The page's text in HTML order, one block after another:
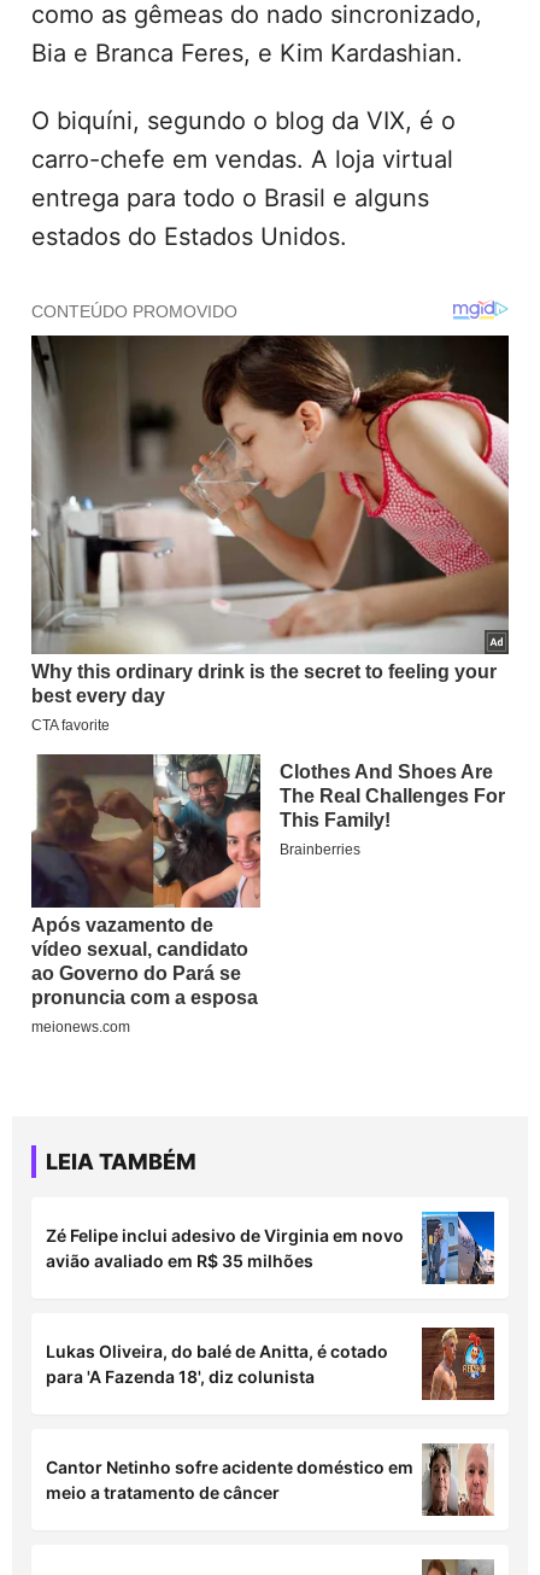
como as gêmeas do nado sincronizado,
Bia e Branca Feres, e Kim Kardashian.
O biquíni, segundo o blog da VIX, é o
carro-chefe em vendas. A loja virtual
entrega para todo o Brasil e alguns
estados do Estados Unidos.
LEIA TAMBÉM
Zé Felipe inclui adesivo de Virginia em novo
avião avaliado em R$ 35 milhões
Lukas Oliveira, do balé de Anitta, é cotado
para 'A Fazenda 18', diz colunista
Cantor Netinho sofre acidente doméstico em
meio a tratamento de câncer